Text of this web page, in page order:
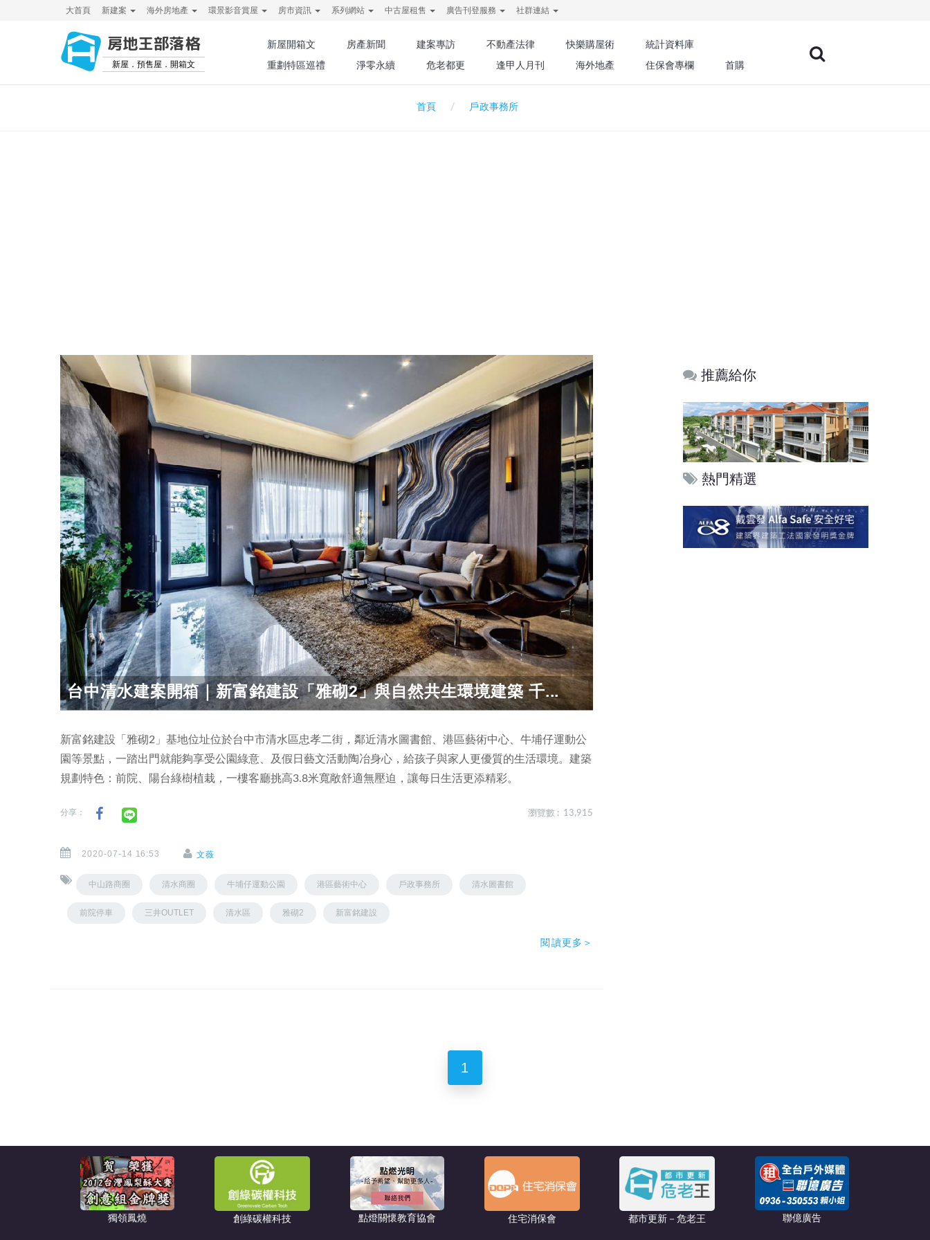
大首頁 新建案 海外房地產 環景影音賞屋 房市資訊 系列網站 中古屋租售 廣告刊登服務 社群連結
房地王部落格
新屋．預售屋．開箱文
新屋開箱文 房產新聞 建案專訪 不動產法律 快樂購屋術
統計資料庫
重劃特區巡禮
淨零永續 危老都更 逢甲人月刊 海外地產 住保會專欄 首購
首頁 戶政事務所
台中清水建案開箱｜新富銘建設「雅砌2」與自然共生環境建築 千...
新富銘建設「雅砌2」基地位址位於台中市清水區忠孝二街，鄰近清水圖書館、港區藝術中心、牛埔仔運動公
園等景點，一踏出門就能夠享受公園綠意、及假日藝文活動陶冶身心，給孩子與家人更優質的生活環境。建築
規劃特色：前院、陽台綠樹植栽，一樓客廳挑高3.8米寬敞舒適無壓迫，讓每日生活更添精彩。
分享： 瀏覽數 : 13,915
2020-07-14 16:53 文薇
中山路商圈 清水商圈 牛埔仔運動公園 港區藝術中心 戶政事務所 清水圖書館
前院停車 三井OUTLET 清水區 雅砌2 新富銘建設
閱讀更多＞
推薦給你
熱門精選
1
獨領鳳燒 創綠碳權科技 點燈關懷教育協會 住宅消保會 都市更新－危老王 聯億廣告